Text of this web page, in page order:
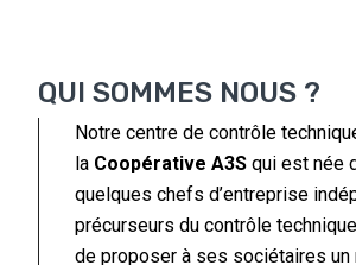
QUI SOMMES NOUS ?
Notre centre de contrôle
la Coopérative A3S qui est née
quelques chefs d’entreprise
précurseurs du contrôle
de proposer à ses sociétaires un